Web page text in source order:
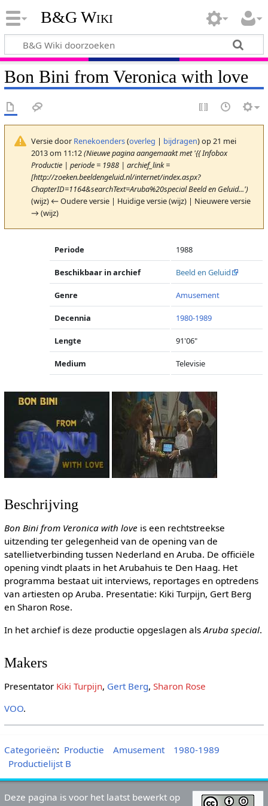
B&G Wiki
Bon Bini from Veronica with love
Versie door Renekoenders(overleg | bijdragen)op 21 mei
2013 om 11:12(Nieuwe pagina aangemaakt met '{{ Infobox
Productie | periode = 1988 | archief_link =
[http://zoeken.beeldengeluid.nl/internet/index.aspx?
ChapterID=1164&searchText=Aruba%20special Beeld en Geluid...')
(wijz) ← Oudere versie | Huidige versie (wijz) | Nieuwere versie
→ (wijz)
Periode 1988
Beschikbaar in archief Beeld en Geluid
Genre Amusement
Decennia 1980-1989
Lengte 91'06"
Medium Televisie
Beschrijving
Bon Bini from Veronica with love is een rechtstreekse
uitzending ter gelegenheid van de opening van de
satellietverbinding tussen Nederland en Aruba. De officiële
opening vindt plaats in het Arubahuis te Den Haag. Het
programma bestaat uit interviews, reportages en optredens
van artiesten op Aruba. Presentatie: Kiki Turpijn, Gert Berg
en Sharon Rose.
In het archief is deze productie opgeslagen als Aruba special.
Makers
Presentator Kiki Turpijn, Gert Berg, Sharon Rose
VOO.
Categorieën: Productie Amusement
1980-1989
Productielijst B
Deze pagina is voor het laatst bewerkt op